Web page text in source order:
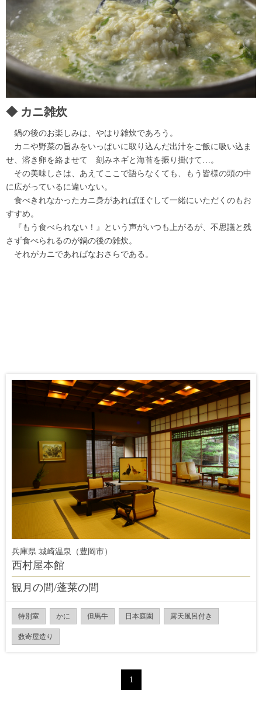
カニ雑炊
鍋の後のお楽しみは、やはり雑炊であろう。
カニや野菜の旨みをいっぱいに取り込んだ出汁をご飯に吸い込ま
せ、溶き卵を絡ませて 刻みネギと海苔を振り掛けて…。
その美味しさは、あえてここで語らなくても、もう皆様の頭の中
に広がっているに違いない。
食べきれなかったカニ身があればほぐして一緒にいただくのもお
すすめ。
『もう食べられない！』という声がいつも上がるが、不思議と残
さず食べられるのが鍋の後の雑炊。
それがカニであればなおさらである。
兵庫県 城崎温泉（豊岡市）
西村屋本館
観月の間/蓬莱の間
特別室 かに 但馬牛 日本庭園 露天風呂付き
数寄屋造り
1